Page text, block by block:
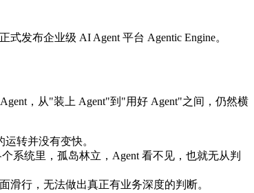
发布企业级 AI Agent 平台 Agentic Engine。
，从"装上 Agent"到"用好 Agent"之间，仍然横
转并没有变快。
系统里，孤岛林立，Agent 看不见，也就无从判
滑行，无法做出真正有业务深度的判断。